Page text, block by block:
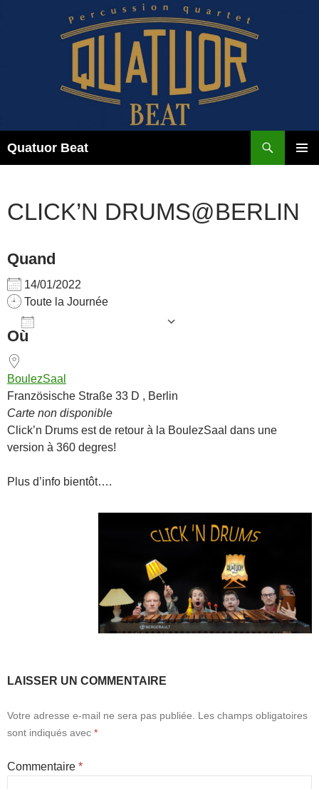
Quatuor Beat
CLICK’N DRUMS@BERLIN
Quand
14/01/2022
Toute la Journée
Où
BoulezSaal
Französische Straße 33 D , Berlin
Carte non disponible
Click’n Drums est de retour à la BoulezSaal dans une
version à 360 degres!
Plus d’info bientôt….
LAISSER UN COMMENTAIRE
Votre adresse e-mail ne sera pas publiée.
Les champs obligatoires
sont indiqués avec *
Commentaire *